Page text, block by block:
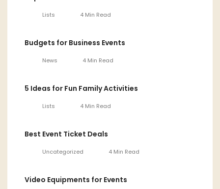
Lists 4 Min Read
Budgets for Business Events
News 4 Min Read
5 Ideas for Fun Family Activities
Lists 4 Min Read
Best Event Ticket Deals
Uncategorized 4 Min Read
Video Equipments for Events